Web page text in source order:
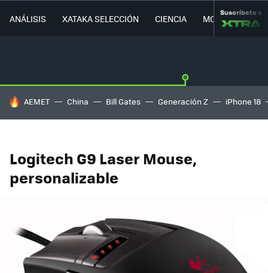
ANÁLISIS XATAKA SELECCIÓN CIENCIA MOVILIDAD
Suscríbete a
HOY SE HABLA DE
AEMET China Bill Gates Generación Z iPhone 18
Logitech G9 Laser Mouse,
personalizable